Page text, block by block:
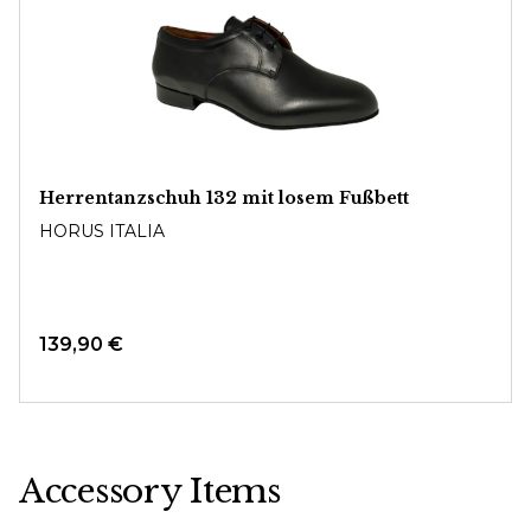
Herrentanzschuh 132 mit losem Fußbett
HORUS ITALIA
139,90 €
Accessory Items